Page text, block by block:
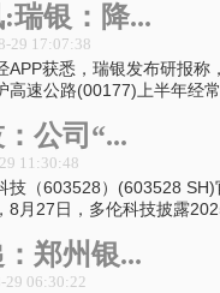
瑞银：降...
29 17:07:38
APP获悉，瑞银发布研报称
高速公路(00177)上半年经常
公司“...
11:30:48
技（603528）(603528 SH)
8月27日，多伦科技披露
郑州银...
29 06:30:22